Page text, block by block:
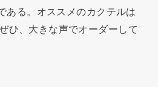
ある。オススメのカクテルは
ひ、大きな声でオーダーして